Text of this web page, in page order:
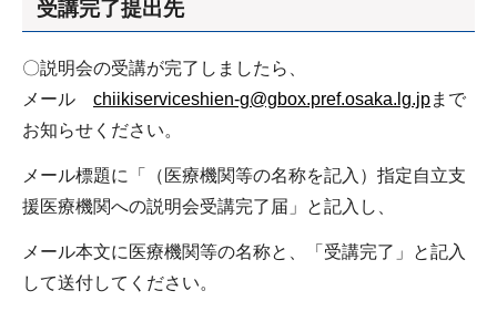
受講完了提出先
〇説明会の受講が完了しましたら、
メール chiikiserviceshien-g@gbox.pref.osaka.lg.jpまで
お知らせください。
メール標題に「（医療機関等の名称を記入）指定自立支
援医療機関への説明会受講完了届」と記入し、
メール本文に医療機関等の名称と、「受講完了」と記入
して送付してください。